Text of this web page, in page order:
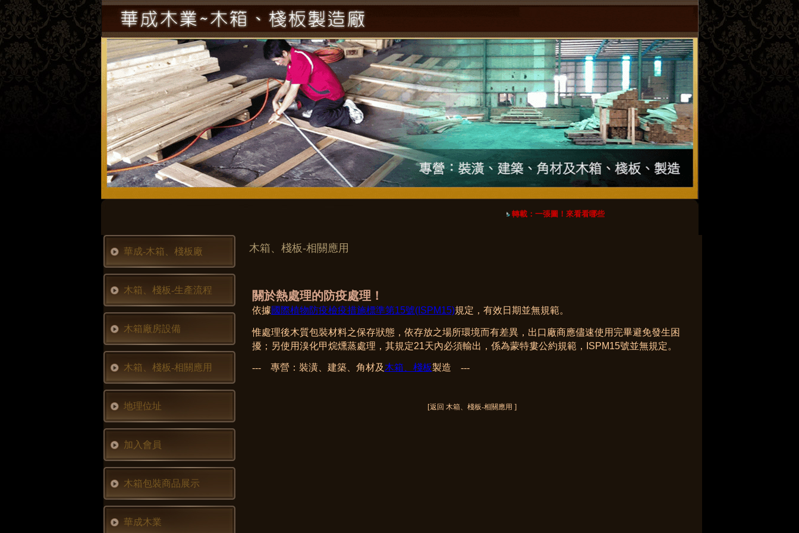
轉載：一張圖！來看看哪些木棧板最好不要用？
華成-木箱、棧板廠
木箱、棧板-生產流程
木箱廠房設備
木箱、棧板-相關應用
地理位址
加入會員
木箱包裝商品展示
華成木業
木箱、棧板-相關應用
關於熱處理的防疫處理！
依據國際植物防疫檢疫措施標準第15號(ISPM15)規定，有效日期並無規範。
惟處理後木質包裝材料之保存狀態，依存放之場所環境而有差異，出口廠商應儘速使用完畢避免發生困
擾；另使用溴化甲烷燻蒸處理，其規定21天內必須輸出，係為蒙特婁公約規範，ISPM15號並無規定。
--- 專營：裝潢、建築、角材及 木箱、棧板製造 ---
[返回 木箱、棧板-相關應用 ]